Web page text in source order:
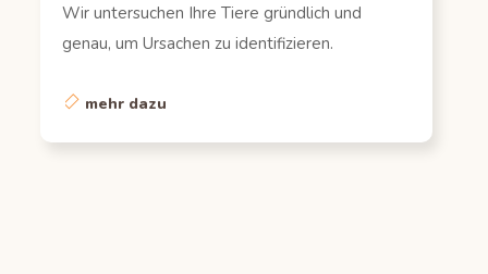
Wir untersuchen Ihre Tiere gründlich und
genau, um Ursachen zu identifizieren.
mehr dazu